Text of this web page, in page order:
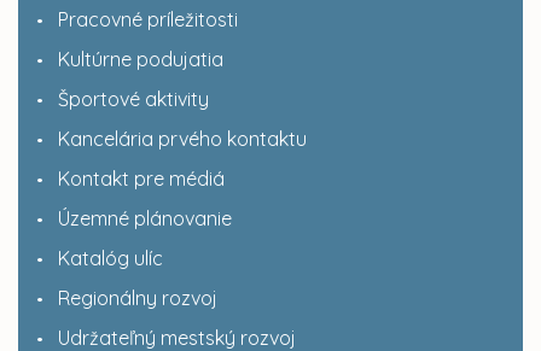
Pracovné príležitosti
Kultúrne podujatia
Športové aktivity
Kancelária prvého kontaktu
Kontakt pre médiá
Územné plánovanie
Katalóg ulíc
Regionálny rozvoj
Udržateľný mestský rozvoj